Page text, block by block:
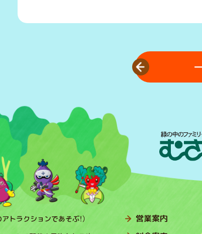
トラクションであそぶ！）
営業案内